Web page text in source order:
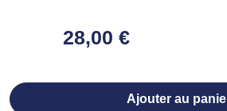
28,00 €
Ajouter au